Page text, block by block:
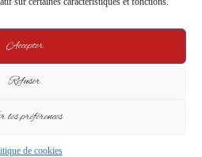
Accepter
Refuser
les préférences
de cookies